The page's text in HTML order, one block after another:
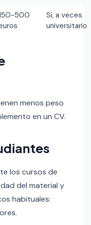
500
Si, a veces
universitario
menos peso
en un CV.
los cursos de
del material y
habituales: